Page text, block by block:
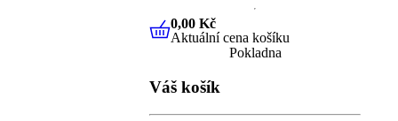
0,00 KčAktuální cena košíku
0,00 Kč
Aktuální cena košíku
Pokladna
Váš košík